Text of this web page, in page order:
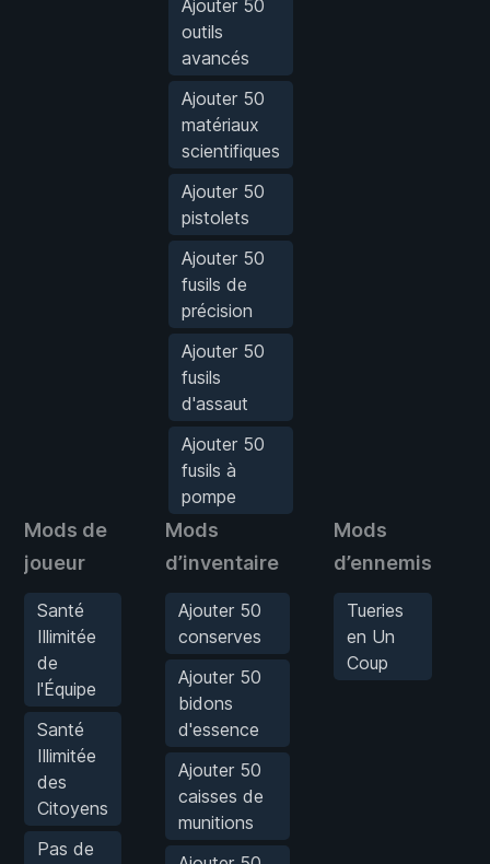
Ajouter 50
outils
avancés
Ajouter 50
matériaux
scientifiques
Ajouter 50
pistolets
Ajouter 50
fusils de
précision
Ajouter 50
fusils
d'assaut
Ajouter 50
fusils à
pompe
Mods de
joueur
Santé
Illimitée
de
l'Équipe
Santé
Illimitée
des
Citoyens
Pas de
Mods
d’inventaire
Ajouter 50
conserves
Ajouter 50
bidons
d'essence
Ajouter 50
caisses de
munitions
Mods
d’ennemis
Tueries
en Un
Coup